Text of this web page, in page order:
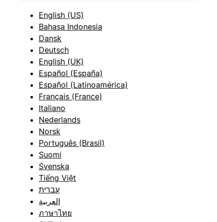
English (US)
Bahasa Indonesia
Dansk
Deutsch
English (UK)
Español (España)
Español (Latinoamérica)
Français (France)
Italiano
Nederlands
Norsk
Português (Brasil)
Suomi
Svenska
Tiếng Việt
עברית
العربية
ภาษาไทย